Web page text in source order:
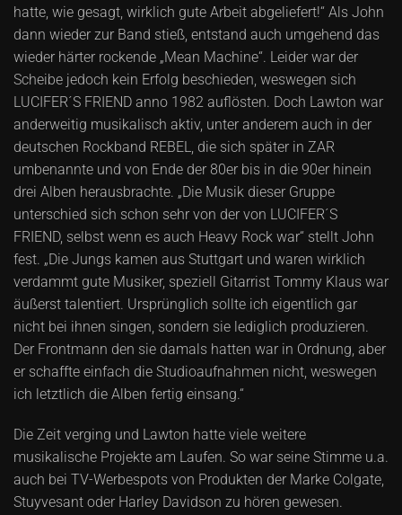
hatte, wie gesagt, wirklich gute Arbeit abgeliefert!“ Als John
dann wieder zur Band stieß, entstand auch umgehend das
wieder härter rockende „Mean Machine“. Leider war der
Scheibe jedoch kein Erfolg beschieden, weswegen sich
LUCIFER´S FRIEND anno 1982 auflösten. Doch Lawton war
anderweitig musikalisch aktiv, unter anderem auch in der
deutschen Rockband REBEL, die sich später in ZAR
umbenannte und von Ende der 80er bis in die 90er hinein
drei Alben herausbrachte. „Die Musik dieser Gruppe
unterschied sich schon sehr von der von LUCIFER´S
FRIEND, selbst wenn es auch Heavy Rock war“ stellt John
fest. „Die Jungs kamen aus Stuttgart und waren wirklich
verdammt gute Musiker, speziell Gitarrist Tommy Klaus war
äußerst talentiert. Ursprünglich sollte ich eigentlich gar
nicht bei ihnen singen, sondern sie lediglich produzieren.
Der Frontmann den sie damals hatten war in Ordnung, aber
er schaffte einfach die Studioaufnahmen nicht, weswegen
ich letztlich die Alben fertig einsang.“
Die Zeit verging und Lawton hatte viele weitere
musikalische Projekte am Laufen. So war seine Stimme u.a.
auch bei TV-Werbespots von Produkten der Marke Colgate,
Stuyvesant oder Harley Davidson zu hören gewesen.